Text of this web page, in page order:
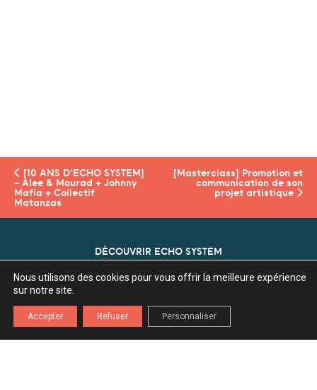
[10 ANS D’ECHO SYSTEM]
– Alee & Mourad + Johnny
Mafia + Collectif
Matanzas
[Masterclass] Promotion et
communication de son
projet artistique
DÉCOUVRIR ECHO SYSTEM
LES ESTIVALES DE SAÔNE
Nous utilisons des cookies pour vous offrir la meilleure expérience
sur notre site.
Accepter Refuser Personnaliser